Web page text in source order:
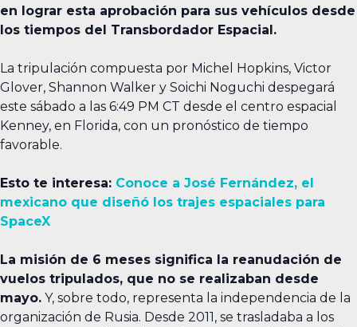
en lograr esta aprobación para sus vehículos desde
los tiempos del Transbordador Espacial.
La tripulación compuesta por Michel Hopkins, Victor
Glover, Shannon Walker y Soichi Noguchi despegará
este sábado a las 6:49 PM CT desde el centro espacial
Kenney, en Florida, con un pronóstico de tiempo
favorable.
Esto te interesa: Conoce a José Fernández, el
mexicano que diseñó los trajes espaciales para
SpaceX
La misión de 6 meses significa la reanudación de
vuelos tripulados, que no se realizaban desde
mayo. Y, sobre todo, representa la independencia de la
organización de Rusia. Desde 2011, se trasladaba a los